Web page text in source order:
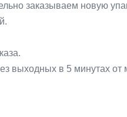
заказываем новую
выходных в 5 минутах от